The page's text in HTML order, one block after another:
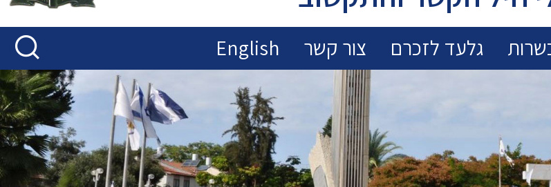
גלעד לזכרם צור קשר English